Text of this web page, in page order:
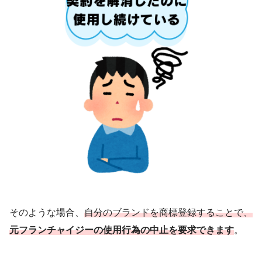
そのような場合、 自分のブランドを商標登録することで、
元フランチャイジーの使用行為の中止を要求できます。